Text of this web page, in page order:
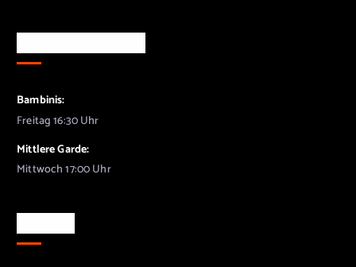
Bambinis:
Freitag 16:30 Uhr
Mittlere Garde:
Mittwoch 17:00 Uhr